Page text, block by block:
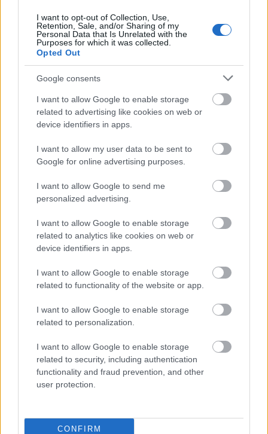
I want to opt-out of Collection, Use,
Retention, Sale, and/or Sharing of my
Personal Data that Is Unrelated with the
Purposes for which it was collected.
Opted Out
Google consents
I want to allow Google to enable storage
related to advertising like cookies on web or
device identifiers in apps.
I want to allow my user data to be sent to
Google for online advertising purposes.
I want to allow Google to send me
personalized advertising.
I want to allow Google to enable storage
related to analytics like cookies on web or
device identifiers in apps.
I want to allow Google to enable storage
related to functionality of the website or app.
I want to allow Google to enable storage
related to personalization.
I want to allow Google to enable storage
related to security, including authentication
functionality and fraud prevention, and other
user protection.
CONFIRM
תכונות אנטי-מיקרוביאליות של חומץ
תפוחים
חומץ תפוחים (ACV) ידוע בתכונותיו האנטי-מיקרוביאליות
במשך מאות שנים. תרבויות עתיקות העריכו אותו בשל יכולתו
לנקות ולשמר מזון, מה שהפך אותו לפריט נפוץ במטבחים.
חיידקים מסוימים, מה שמדגיש את יעילותו. ראוי לציין, שהוא
הוכח כיעיל כנגד אי קולי, חיידק מסוכן בבטיחות המזון.
שימוש בחומץ תפוחים כחומר חיטוי טבעי הוא חלק ממגמה של
הימנעות מחומצי ניקוי כימיים. אלו המחפשים דרכים טבעיות
לשגרת הבישול שלהם. עם זאת, חשוב לזכור שחומץ תפוחים
אינו צריך להחליף טיפול רפואי בזיהומים חמורים.
יתרונות פוטנציאליים לבריאות העור
חומץ תפוחים (ACV) הוא תרופה ביתית פופולרית לבעיות עור
שונות, כולל אקזמה ועור יבש. חומציותו הטבעית נחשבת
תפקוד מחסום העור.
שימוש מקומי בחלבון ACV יכול להציע מספר יתרונות:
אולי מקל על תסמינים הקשורים לאקזמה